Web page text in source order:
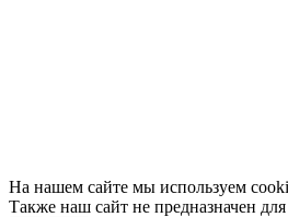
На нашем сайте мы используем
Также наш сайт не предназначен